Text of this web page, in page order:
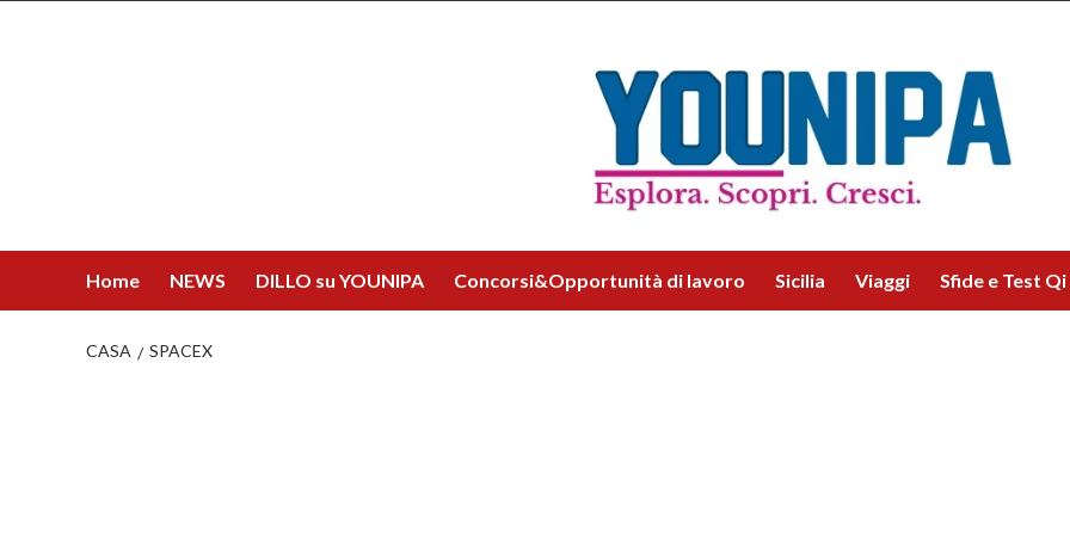
Home NEWS DILLO su YOUNIPA Concorsi&Opportunità di lavoro Sicilia Viaggi Sfide e Test Qi
CASA SPACEX